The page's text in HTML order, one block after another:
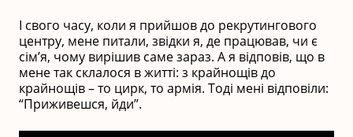
І свого часу, коли я прийшов до рекрутингового
центру, мене питали, звідки я, де працював, чи є
сім’я, чому вирішив саме зараз. А я відповів, що в
мене так склалося в житті: з крайнощів до
крайнощів – то цирк, то армія. Тоді мені відповіли:
“Приживешся, йди”.